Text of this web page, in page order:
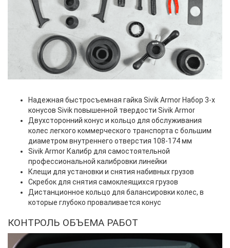
Надежная быстросъемная гайка Sivik Armor Набор 3-х
конусов Sivik повышенной твердости Sivik Armor
Двухсторонний конус и кольцо для обслуживания
колес легкого коммерческого транспорта с большим
диаметром внутреннего отверстия 108-174 мм
Sivik Armor Калибр для самостоятельной
профессиональной калибровки линейки
Клещи для установки и снятия набивных грузов
Скребок для снятия самоклеящихся грузов
Дистанционное кольцо для балансировки колес, в
которые глубоко проваливается конус
КОНТРОЛЬ ОБЪЕМА РАБОТ